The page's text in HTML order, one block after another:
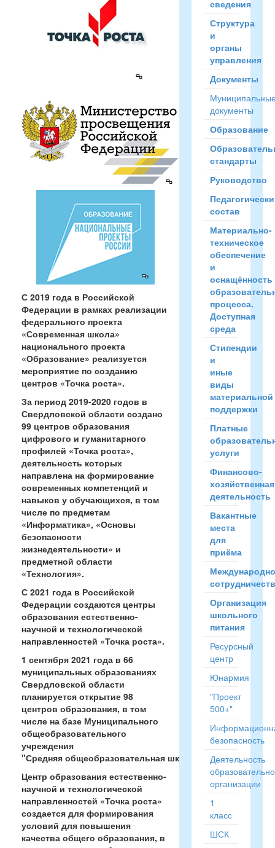
С 2019 года в Российской
Федерации в рамках реализации
федерального проекта
«Современная школа»
национального проекта
«Образование» реализуется
мероприятие по созданию
центров «Точка роста».
За период 2019-2020 годов в
Свердловской области создано
99 центров образования
цифрового и гуманитарного
профилей «Точка роста»,
деятельность которых
направлена на формирование
современных компетенций и
навыков у обучающихся, в том
числе по предметам
«Информатика», «Основы
безопасности
жизнедеятельности» и
предметной области
«Технология».
С 2021 года в Российской
Федерации создаются центры
образования естественно-
научной и технологической
направленностей «Точка роста».
1 сентября 2021 года в 66
муниципальных образованиях
Свердловской области
планируется открытие 98
центров образования, в том
числе на базе Муниципального
общеобразовательного
учреждения
"Средняя общеобразовательная школа №2".
Центр образования естественно-
научной и технологической
направленностей «Точка роста»
создается для формирования
условий для повышения
качества общего образования, в
сведения
Структура
и
органы
управления
Документы
документы
Образование
стандарты
Руководство
состав
Материально-
техническое
обеспечение
и
оснащённость
процесса.
Доступная
среда
Стипендии
и
иные
виды
материальной
поддержки
Платные
услуги
Финансово-
хозяйственная
деятельность
Вакантные
места
для
приёма
Организация
школьного
питания
Ресурсный
центр
Юнармия
"Проект
500+"
безопасность
Деятельность
организации
1
класс
ШСК